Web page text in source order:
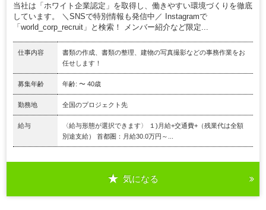
当社は「ホワイト企業認定」を取得し、働きやすい環境づくりを徹底
しています。 ＼SNSで特別情報も発信中／ Instagramで
「world_corp_recruit」と検索！ メンバー紹介など限定...
仕事内容
書類の作成、書類の整理、建物の写真撮影などの事務作業をお
任せします！
募集年齢 年齢: 〜 40歳
勤務地 全国のプロジェクト先
給与
〈給与形態が選択できます〉 １)月給+交通費+（残業代は全額
別途支給） 首都圏：月給30.0万円～...
気になる